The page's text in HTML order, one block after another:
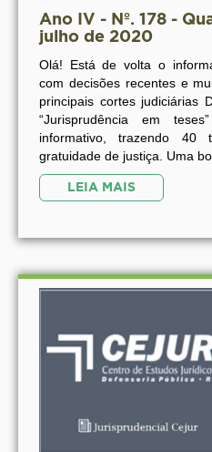
Ano IV - Nº. 178 -
julho de 2020
Olá! Está de volta o
com decisões recentes e
principais cortes judiciárias
“Jurisprudência em
informativo, trazendo
gratuidade de justiça. Uma
LEIA MAIS